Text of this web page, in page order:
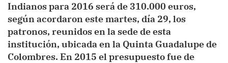
Indianos para 2016 será de 310.000 euros,
según acordaron este martes, día 29, los
patronos, reunidos en la sede de esta
institución, ubicada en la Quinta Guadalupe de
Colombres. En 2015 el presupuesto fue de